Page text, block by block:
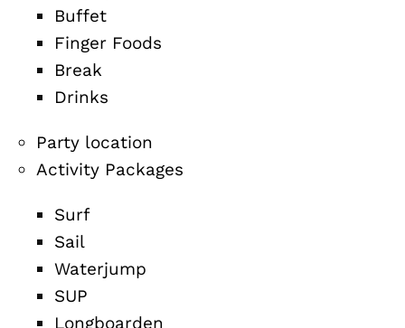
Buffet
Finger Foods
Break
Drinks
Party location
Activity Packages
Surf
Sail
Waterjump
SUP
Longboarden